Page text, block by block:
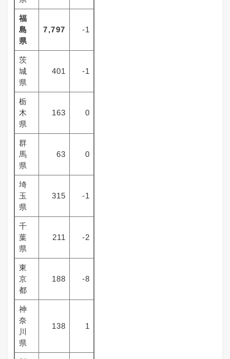
福
島
県
7,797 -1
茨
城
県
401 -1
栃
木
県
163 0
群
馬
県
63 0
埼
玉
県
315 -1
千
葉
県
211 -2
東
京
都
188 -8
神
奈
川
県
138 1